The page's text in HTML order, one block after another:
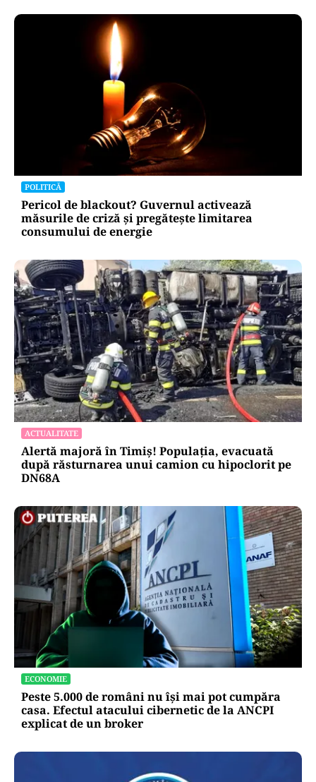
POLITICĂ
Pericol de blackout? Guvernul activează
măsurile de criză și pregătește limitarea
consumului de energie
ACTUALITATE
Alertă majoră în Timiș! Populația, evacuată
după răsturnarea unui camion cu hipoclorit pe
DN68A
ECONOMIE
Peste 5.000 de români nu își mai pot cumpăra
casa. Efectul atacului cibernetic de la ANCPI
explicat de un broker